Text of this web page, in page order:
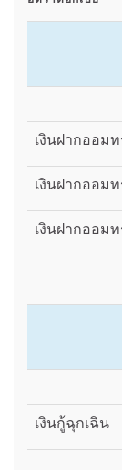
เงินฝากออม
เงินฝากออม
เงินฝากออม
เงินกู้ฉุกเฉิน